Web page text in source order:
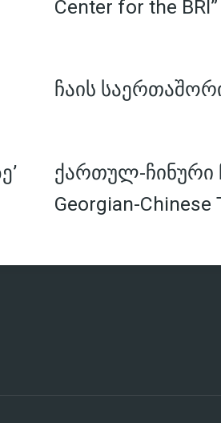
Center for the
ჩაის
ქართულ-ჩინური
Georgian-Chinese